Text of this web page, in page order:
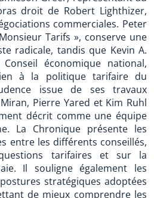
droit de Robert Lighthizer,
commerciales. Peter
Tarifs », conserve une
radicale, tandis que Kevin A.
économique national,
à la politique tarifaire du
issue de ses travaux
Pierre Yared et Kim Ruhl
décrit comme une équipe
La Chronique présente les
entre les différents conseillés,
tarifaires et sur la
Il souligne également les
stratégiques adoptées
de mieux comprendre les